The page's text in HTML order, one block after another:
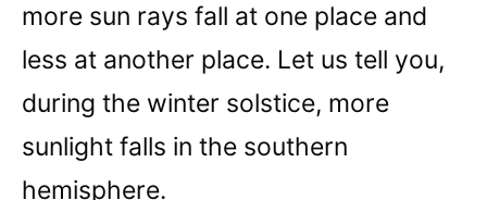
more sun rays fall at one place and
less at another place. Let us tell you,
during the winter solstice, more
sunlight falls in the southern
hemisphere.